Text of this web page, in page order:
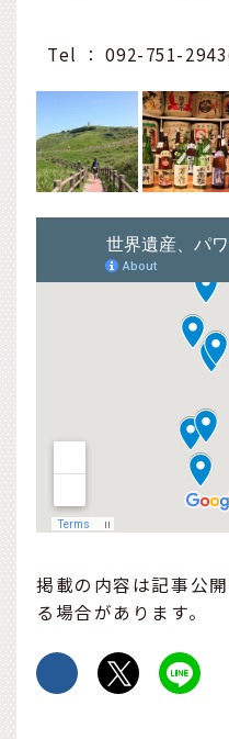
Tel ： 092-751-
掲載の内容は記事公
る場合があります。